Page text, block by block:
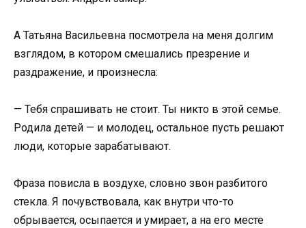
А Татьяна Васильевна посмотрела на меня долгим
взглядом, в котором смешались презрение и
раздражение, и произнесла:
— Тебя спрашивать не стоит. Ты никто в этой семье.
Родила детей — и молодец, остальное пусть решают
люди, которые зарабатывают.
Фраза повисла в воздухе, словно звон разбитого
стекла. Я почувствовала, как внутри что-то
обрывается, осыпается и умирает, а на его месте